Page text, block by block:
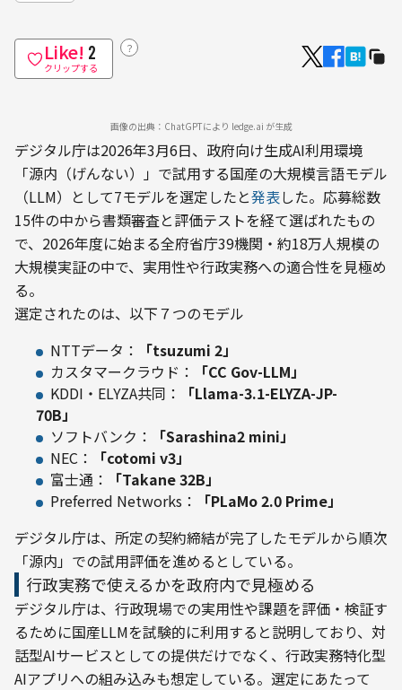
Like! 2
クリップする
？
画像の出典：ChatGPTにより ledge.ai が生成
デジタル庁は2026年3月6日、政府向け生成AI利用環境
「源内（げんない）」で試用する国産の大規模言語モデル
（LLM）として7モデルを選定したと発表した。応募総数
15件の中から書類審査と評価テストを経て選ばれたもの
で、2026年度に始まる全府省庁39機関・約18万人規模の
大規模実証の中で、実用性や行政実務への適合性を見極め
る。
選定されたのは、以下７つのモデル
NTTデータ：
「tsuzumi 2」
カスタマークラウド：
「CC Gov-LLM」
KDDI・ELYZA共同：
「Llama-3.1-ELYZA-JP-
70B」
ソフトバンク：
「Sarashina2 mini」
NEC：
「cotomi v3」
富士通：
「Takane 32B」
Preferred Networks：
「PLaMo 2.0 Prime」
デジタル庁は、所定の契約締結が完了したモデルから順次
「源内」での試用評価を進めるとしている。
行政実務で使えるかを政府内で見極める
デジタル庁は、行政現場での実用性や課題を評価・検証す
るために国産LLMを試験的に利用すると説明しており、対
話型AIサービスとしての提供だけでなく、行政実務特化型
AIアプリへの組み込みも想定している。選定にあたって